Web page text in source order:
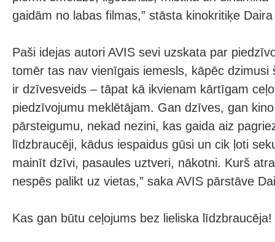
gaidām no labas filmas,” stāsta kinokritiķe
Paši idejas autori AVIS sevi uzskata par
tomēr tas nav vienīgais iemesls, kāpēc dzimusi
ir dzīvesveids – tāpat kā ikvienam kārtīgam
piedzīvojumu meklētājam. Gan dzīves, gan
pārsteigumu, nekad nezini, kas gaida aiz
līdzbraucēji, kādus iespaidus gūsi un cik ļoti
mainīt dzīvi, pasaules uztveri, nākotni. Kurš
nespēs palikt uz vietas,” saka AVIS pārstāve
Kas gan būtu ceļojums bez lieliska līdzbraucēja!